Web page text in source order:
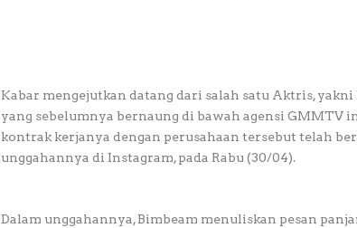
Kabar mengejutkan datang dari salah satu Aktris,
yang sebelumnya bernaung di bawah agensi GMMTV
kontrak kerjanya dengan perusahaan tersebut telah
unggahannya di Instagram, pada Rabu (30/04).
Dalam unggahannya, Bimbeam menuliskan pesan